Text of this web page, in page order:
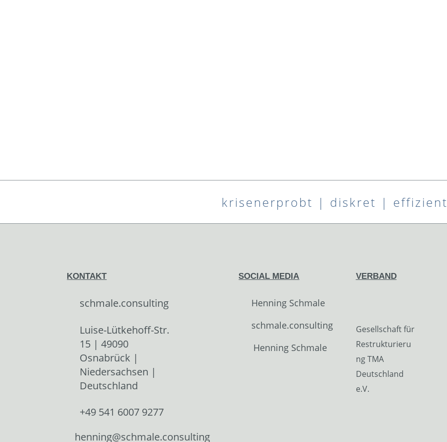
krisenerprobt | diskret | effizient
KONTAKT
schmale.consulting
Luise-Lütkehoff-Str.
15 | 49090
Osnabrück |
Niedersachsen |
Deutschland
+49 541 6007 9277
henning@schmale.consulting
SOCIAL MEDIA
Henning Schmale
schmale.consulting
Henning Schmale
VERBAND
Gesellschaft für
Restrukturieru
ng TMA
Deutschland
e.V.